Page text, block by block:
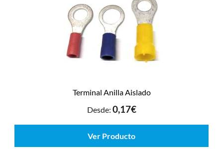
Terminal Anilla Aislado
Desde: 0,17€
Ver Producto